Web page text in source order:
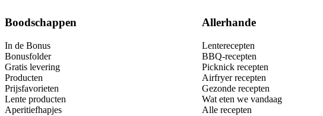
Boodschappen
In de Bonus
Bonusfolder
Gratis levering
Producten
Prijsfavorieten
Lente producten
Aperitiefhapjes
Allerhande
Lenterecepten
BBQ-recepten
Picknick recepten
Airfryer recepten
Gezonde recepten
Wat eten we vandaag
Alle recepten